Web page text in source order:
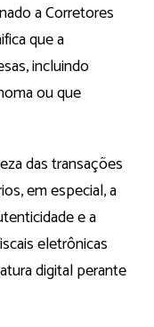
a Corretores
que a
incluindo
ou que
das transações
em especial, a
e a
eletrônicas
digital perante